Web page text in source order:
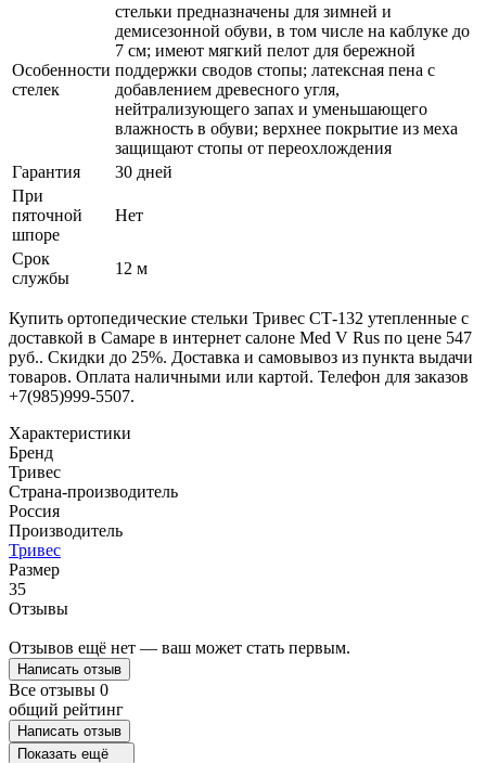
Особенности
стелек
стельки предназначены для зимней и
демисезонной обуви, в том числе на каблуке до
7 см; имеют мягкий пелот для бережной
поддержки сводов стопы; латексная пена с
добавлением древесного угля,
нейтрализующего запах и уменьшающего
влажность в обуви; верхнее покрытие из меха
защищают стопы от переохлождения
Гарантия
30 дней
При
пяточной
шпоре
Нет
Срок
службы
12 м
Купить ортопедические стельки Тривес СТ-132 утепленные с
доставкой в Самаре в интернет салоне Med V Rus по цене 547
руб.. Скидки до 25%. Доставка и самовывоз из пункта выдачи
товаров. Оплата наличными или картой. Телефон для заказов
+7(985)999-5507.
Характеристики
Бренд
Тривес
Страна-производитель
Россия
Производитель
Тривес
Размер
35
Отзывы
Отзывов ещё нет — ваш может стать первым.
Написать отзыв
Все отзывы 0
общий рейтинг
Написать отзыв
Показать ещё